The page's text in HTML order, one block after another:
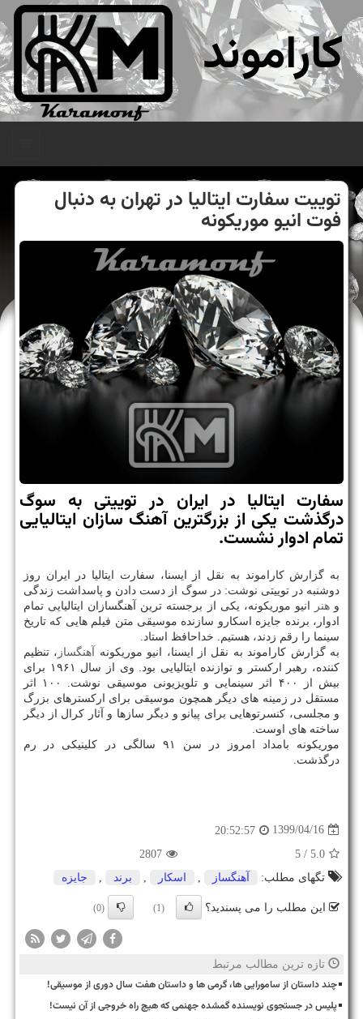
کاراموند
توییت سفارت ایتالیا در تهران به دنبال
فوت انیو موریكونه
سفارت ایتالیا در ایران در توییتی به سوگ
درگذشت یكی از بزرگترین آهنگ سازان ایتالیایی
تمام ادوار نشست.
به گزارش کاراموند به نقل از ایسنا، سفارت ایتالیا در ایران روز
دوشنبه در توییتی نوشت: در سوگ از دست دادن و پاسداشت زندگی
وهنر
انیو موریکونه، یکی از برجسته ترین آهنگسازان ایتالیایی تمام
ادوار، برنده جایزه اسکارو سازنده موسیقی متن فیلم هایی که تاریخ
سینما را رقم زدند، هستیم. خداحافظ استاد.
به گزارش کاراموند به نقل از ایسنا، انیو موریکونه
آهنگساز ، تنظیم
کننده، رهبر ارکستر و نوازنده ایتالیایی بود. وی از سال ۱۹۶۱ برای
بیش از ۴۰۰ اثر سینمایی و تلویزیونی موسیقی نوشت. ۱۰۰ اثر
مستقل در زمینه های دیگر همچون موسیقی برای ارکسترهای بزرگ
و مجلسی، کنسرتوهایی برای پیانو و دیگر سازها و آثار کرال از دیگر
ساخته های اوست.
موریکونه بامداد امروز در سن ۹۱ سالگی در کلینیکی در رم
درگذشت.
1399/04/16
20:52:57
5.0
/ 5
2807
تگهای مطلب:
آهنگساز , اسكار , برند , جایزه
این مطلب را می پسندید؟ (1)
(0)
تازه ترین مطالب مرتبط
چند داستان از سامورایی ها، گرمی ها و داستان هفت سال دوری از موسیقی!
پلیس در جستجوی نویسنده گمشده جهنمی که هیچ راه خروجی از آن نیست!